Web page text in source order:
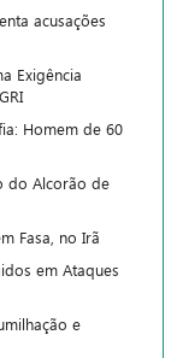
acusações
Exigência
Homem de 60
do Alcorão de
Fasa, no Irã
em Ataques
e